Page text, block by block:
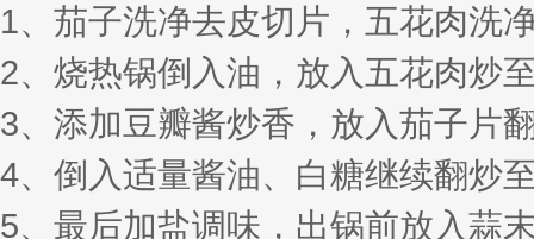
1、茄子洗净去皮切片，五花肉洗
2、烧热锅倒入油，放入五花肉炒
3、添加豆瓣酱炒香，放入茄子片
4、倒入适量酱油、白糖继续翻炒
5、最后加盐调味，出锅前放入蒜